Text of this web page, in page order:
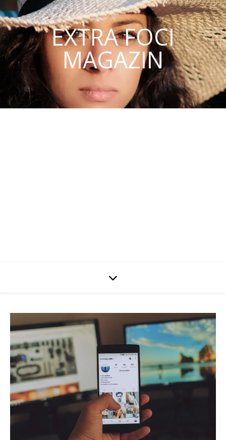
EXTRA FOCI
MAGAZIN